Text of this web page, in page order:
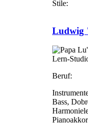
Stile:
Ludwig
Lern-
Beruf:
Bass,